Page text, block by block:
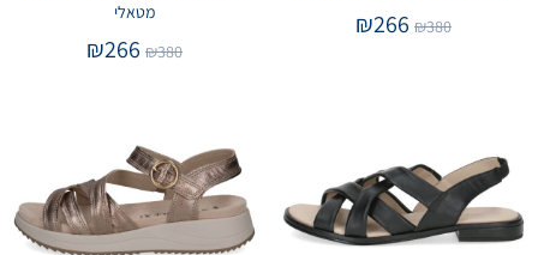
₪380
₪266
מטאלי
₪380
₪266